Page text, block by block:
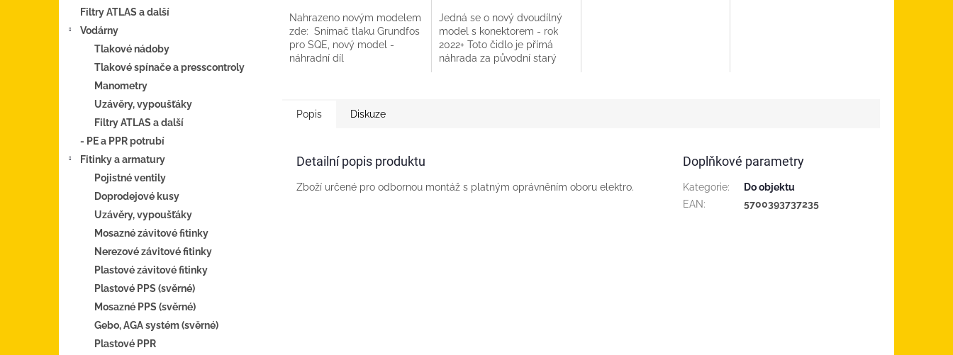
Filtry ATLAS a další
Vodárny
Tlakové nádoby
Tlakové spínače a presscontroly
Manometry
Uzávěry, vypoušťáky
Filtry ATLAS a další
- PE a PPR potrubí
Fitinky a armatury
Pojistné ventily
Doprodejové kusy
Uzávěry, vypoušťáky
Mosazné závitové fitinky
Nerezové závitové fitinky
Plastové závitové fitinky
Plastové PPS (svěrné)
Mosazné PPS (svěrné)
Gebo, AGA systém (svěrné)
Plastové PPR
Nahrazeno novým modelem
zde: Snímač tlaku Grundfos
pro SQE, nový model -
náhradní díl
Jedná se o nový dvoudílný
model s konektorem - rok
2022+ Toto čidlo je přímá
náhrada za původní starý
Popis Diskuze
Detailní popis produktu
Zboží určené pro odbornou montáž s platným oprávněním oboru elektro.
Doplňkové parametry
Kategorie:
Do objektu
EAN: 5700393737235